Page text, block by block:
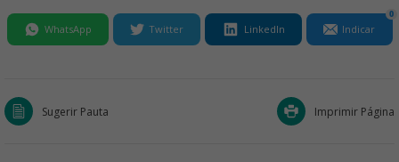
WhatsApp Twitter LinkedIn Indicar
0
Sugerir Pauta Imprimir Página